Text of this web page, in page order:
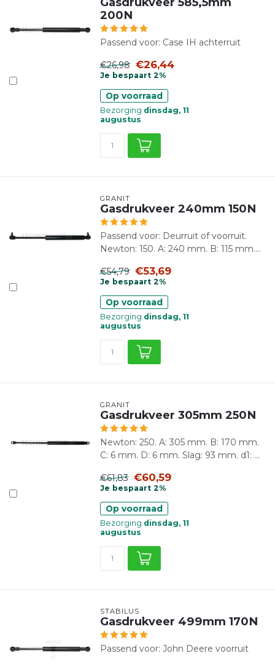
200N
Passend voor: Case IH achterruit
€26,98 €26,44
Je bespaart 2%
Op voorraad
Bezorging dinsdag, 11
augustus
GRANIT
Gasdrukveer 240mm 150N
Passend voor: Deurruit of voorruit.
Newton: 150. A: 240 mm. B: 115 mm....
€54,79 €53,69
Je bespaart 2%
Op voorraad
Bezorging dinsdag, 11
augustus
GRANIT
Gasdrukveer 305mm 250N
Newton: 250. A: 305 mm. B: 170 mm.
C: 6 mm. D: 6 mm. Slag: 93 mm. d1: ...
€61,83 €60,59
Je bespaart 2%
Op voorraad
Bezorging dinsdag, 11
augustus
STABILUS
Gasdrukveer 499mm 170N
Passend voor: John Deere voorruit